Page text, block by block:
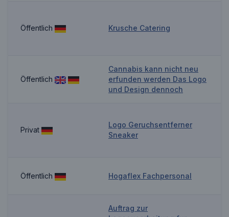
Öffentlich Krusche Catering
Öffentlich
Cannabis kann nicht neu
erfunden werden Das Logo
und Design dennoch
Privat
Logo Geruchsentferner
Sneaker
Öffentlich Hogaflex Fachpersonal
Auftrag zur